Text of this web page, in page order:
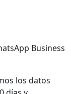
Business
los datos